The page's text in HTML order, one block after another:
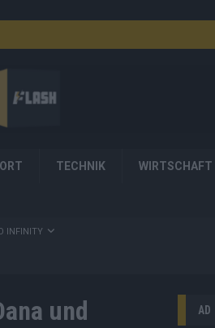
TECHNIK WIRTSCHAFT
INFINITY
und
AD